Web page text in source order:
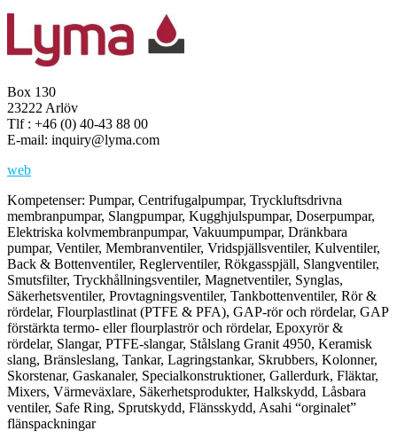
Box 130
23222 Arlöv
Tlf : +46 (0) 40-43 88 00
E-mail: inquiry@lyma.com
web
Kompetenser: Pumpar, Centrifugalpumpar, Tryckluftsdrivna
membranpumpar, Slangpumpar, Kugghjulspumpar, Doserpumpar,
Elektriska kolvmembranpumpar, Vakuumpumpar, Dränkbara
pumpar, Ventiler, Membranventiler, Vridspjällsventiler, Kulventiler,
Back & Bottenventiler, Reglerventiler, Rökgasspjäll, Slangventiler,
Smutsfilter, Tryckhållningsventiler, Magnetventiler, Synglas,
Säkerhetsventiler, Provtagningsventiler, Tankbottenventiler, Rör &
rördelar, Flourplastlinat (PTFE & PFA), GAP-rör och rördelar, GAP
förstärkta termo- eller flourplaströr och rördelar, Epoxyrör &
rördelar, Slangar, PTFE-slangar, Stålslang Granit 4950, Keramisk
slang, Bränsleslang, Tankar, Lagringstankar, Skrubbers, Kolonner,
Skorstenar, Gaskanaler, Specialkonstruktioner, Gallerdurk, Fläktar,
Mixers, Värmeväxlare, Säkerhetsprodukter, Halkskydd, Låsbara
ventiler, Safe Ring, Sprutskydd, Flänsskydd, Asahi “orginalet”
flänspackningar